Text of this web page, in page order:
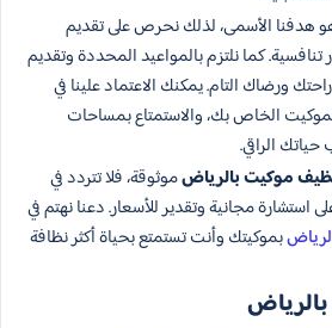
هدفنا الأسمى، لذلك نحرص على تقديم
كما نلتزم بالمواعيد المحددة وتقديم
ورضاك التام. يمكنك الاعتماد علينا في
الخاص بك، والاستمتاع بمساحات
الراقي.
موكيت بالرياضموثوقة، فلا تتردد في
استشارة مجانية وتقدير للأسعار. دعنا نهتم في
بموكيتك وأنت تستمتع بحياة أكثر نظافة